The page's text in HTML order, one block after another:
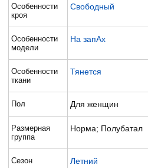
Особенности
кроя
Свободный
Особенности
модели
На запАх
Особенности
ткани
Тянется
Пол Для женщин
Размерная
группа
Норма; Полубатал
Сезон Летний